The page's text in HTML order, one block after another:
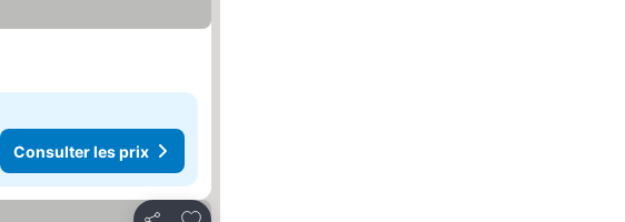
Consulter les prix
Ajouter à mes favoris